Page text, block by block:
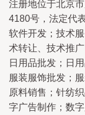
注册地位于北京
4180号，法定代
软件开发；技术
术转让、技术推
日用品批发；日
服装服饰批发；
原料销售；针纺
字广告制作；数